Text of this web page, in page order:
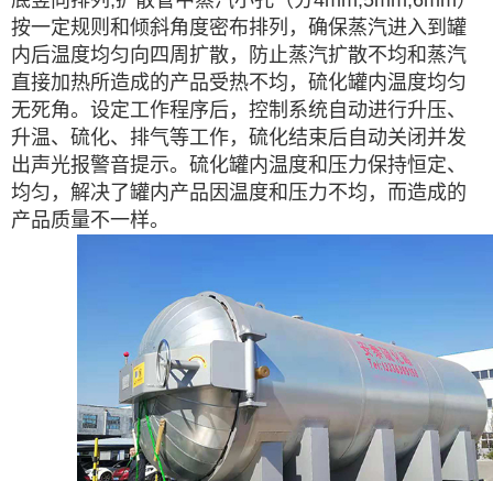
按一定规则和倾斜角度密布排列，确保蒸汽进入到罐
内后温度均匀向四周扩散，防止蒸汽扩散不均和蒸汽
直接加热所造成的产品受热不均，硫化罐内温度均匀
无死角。设定工作程序后，控制系统自动进行升压、
升温、硫化、排气等工作，硫化结束后自动关闭并发
出声光报警音提示。硫化罐内温度和压力保持恒定、
均匀，解决了罐内产品因温度和压力不均，而造成的
产品质量不一样。